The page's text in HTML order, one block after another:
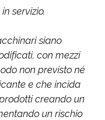
servizio.
siano
con mezzi
non previsto né
e che incida
creando un
un rischio